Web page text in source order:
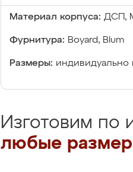
Материал корпуса: ДСП,
Фурнитура: Boyard, Blum
Размеры: индивидуально
Изготовим по
любые